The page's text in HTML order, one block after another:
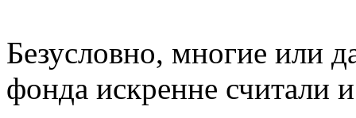
Безусловно, многие или
фонда искренне считали